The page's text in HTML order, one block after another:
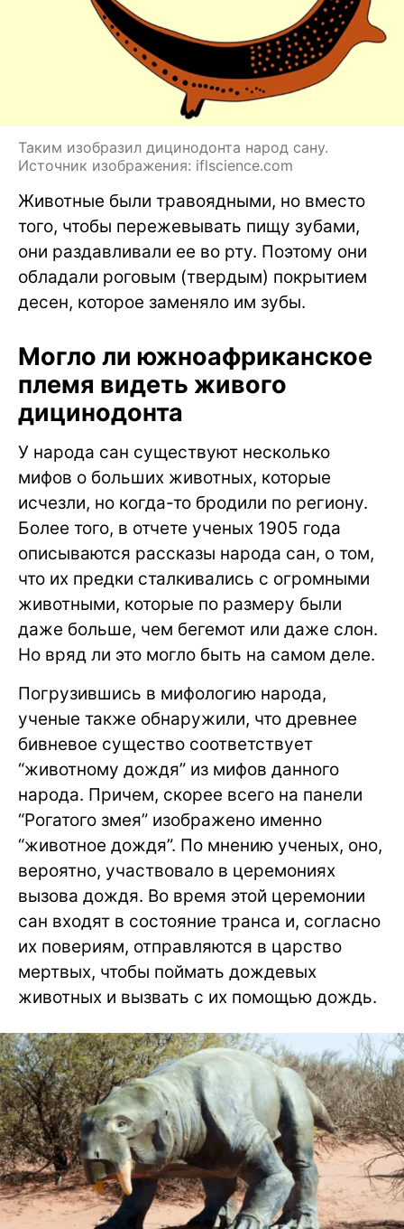
Таким изобразил дицинодонта народ сану.
Источник изображения: iflscience.com
Животные были травоядными, но вместо
того, чтобы пережевывать пищу зубами,
они раздавливали ее во рту. Поэтому они
обладали роговым (твердым) покрытием
десен, которое заменяло им зубы.
Могло ли южноафриканское
племя видеть живого
дицинодонта
У народа сан существуют несколько
мифов о больших животных, которые
исчезли, но когда-то бродили по региону.
Более того, в отчете ученых 1905 года
описываются рассказы народа сан, о том,
что их предки сталкивались с огромными
животными, которые по размеру были
даже больше, чем бегемот или даже слон.
Но вряд ли это могло быть на самом деле.
Погрузившись в мифологию народа,
ученые также обнаружили, что древнее
бивневое существо соответствует
“животному дождя” из мифов данного
народа. Причем, скорее всего на панели
“Рогатого змея” изображено именно
“животное дождя”. По мнению ученых, оно,
вероятно, участвовало в церемониях
вызова дождя. Во время этой церемонии
сан входят в состояние транса и, согласно
их повериям, отправляются в царство
мертвых, чтобы поймать дождевых
животных и вызвать с их помощью дождь.